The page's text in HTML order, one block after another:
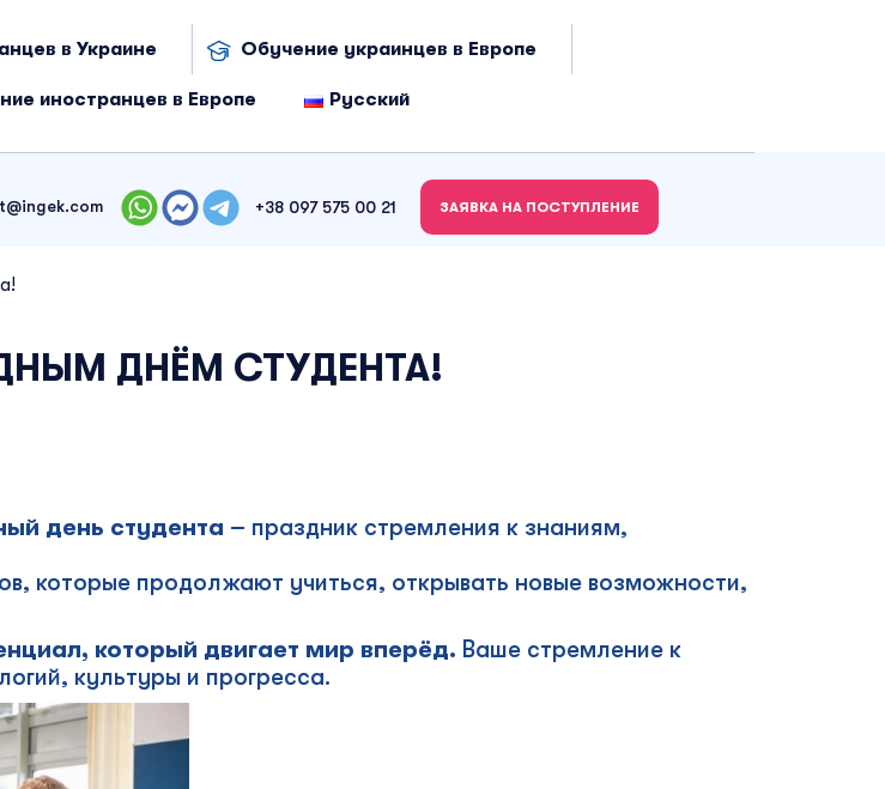
в Украине Обучение украинцев в Европе
иностранцев в Европе Русский
+38 097 575 00 21 ЗАЯВКА НА ПОСТУПЛЕНИЕ
ДНЁМ СТУДЕНТА!
день студента – праздник стремления к знаниям,
которые продолжают учиться, открывать новые возможности,
который двигает мир вперёд. Ваше стремление к
культуры и прогресса.